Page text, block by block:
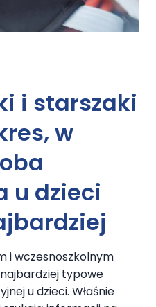
i starszaki
w
u dzieci
i wczesnoszkolnym
typowe
u dzieci. Właśnie